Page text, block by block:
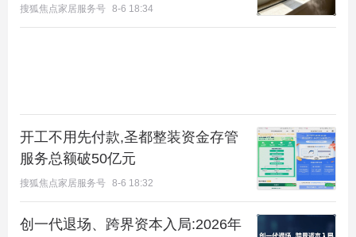
街区温暖的、充满想象力的新一代街区生活方式。
活。
澎湃城市、艺术土壤、开放街区、和低密住区碰撞到
一起。在这里，可以感受天际线的高低层次变化，时
空间中自然发生。想要的生活，都在街区。
搜狐焦点家居服务号 8-6 18:34
开工不用先付款,圣都整装资金存管
服务总额破50亿元
搜狐焦点家居服务号 8-6 18:32
创一代退场、跨界资本入局:2026年